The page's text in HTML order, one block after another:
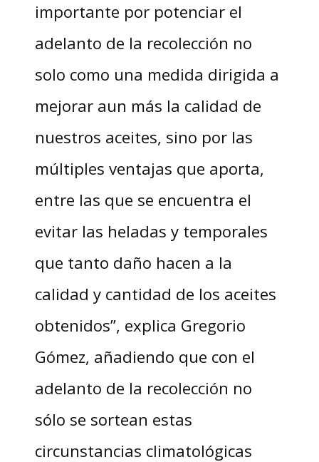
importante por potenciar el
adelanto de la recolección no
solo como una medida dirigida a
mejorar aun más la calidad de
nuestros aceites, sino por las
múltiples ventajas que aporta,
entre las que se encuentra el
evitar las heladas y temporales
que tanto daño hacen a la
calidad y cantidad de los aceites
obtenidos”, explica Gregorio
Gómez, añadiendo que con el
adelanto de la recolección no
sólo se sortean estas
circunstancias climatológicas